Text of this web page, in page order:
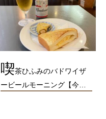
喫茶ひふみのバドワイザ
ービールモーニング【今…